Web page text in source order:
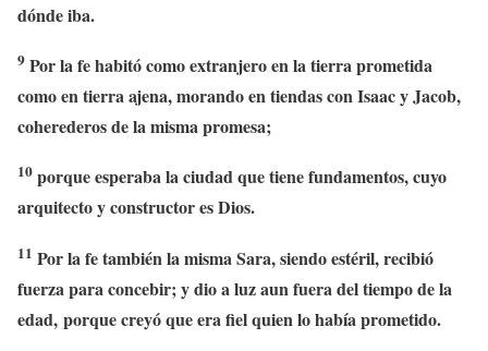
dónde iba.
9 Por la fe habitó como extranjero en la tierra prometida
como en tierra ajena, morando en tiendas con Isaac y Jacob,
coherederos de la misma promesa;
10 porque esperaba la ciudad que tiene fundamentos, cuyo
arquitecto y constructor es Dios.
11 Por la fe también la misma Sara, siendo estéril, recibió
fuerza para concebir; y dio a luz aun fuera del tiempo de la
edad, porque creyó que era fiel quien lo había prometido.